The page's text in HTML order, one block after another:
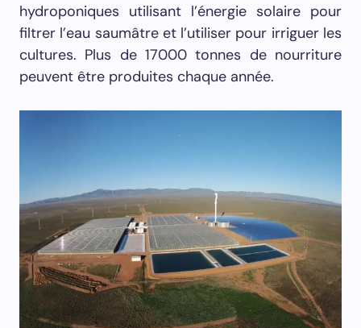
hydroponiques utilisant l’énergie solaire pour
filtrer l’eau saumâtre et l’utiliser pour irriguer les
cultures. Plus de 17000 tonnes de nourriture
peuvent être produites chaque année.